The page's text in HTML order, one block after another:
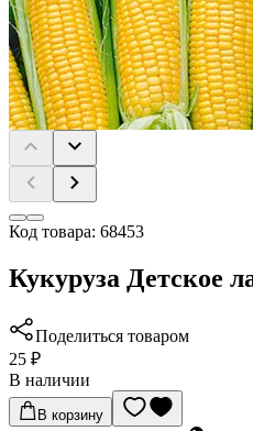
Код товара: 68453
Кукуруза Детское
Поделиться товаром
25 ₽
В наличии
В корзину